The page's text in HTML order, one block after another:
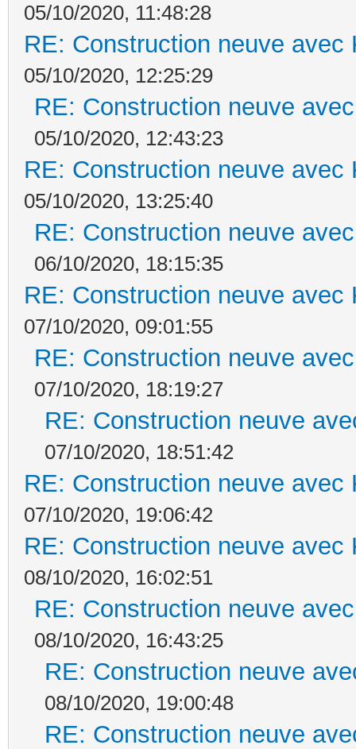
05/10/2020, 11:48:28
RE: Construction neuve avec
05/10/2020, 12:25:29
RE: Construction neuve
05/10/2020, 12:43:23
RE: Construction neuve avec
05/10/2020, 13:25:40
RE: Construction neuve
06/10/2020, 18:15:35
RE: Construction neuve avec
07/10/2020, 09:01:55
RE: Construction neuve
07/10/2020, 18:19:27
RE: Construction neuve
07/10/2020, 18:51:42
RE: Construction neuve avec
07/10/2020, 19:06:42
RE: Construction neuve avec
08/10/2020, 16:02:51
RE: Construction neuve
08/10/2020, 16:43:25
RE: Construction neuve
08/10/2020, 19:00:48
RE: Construction neuve